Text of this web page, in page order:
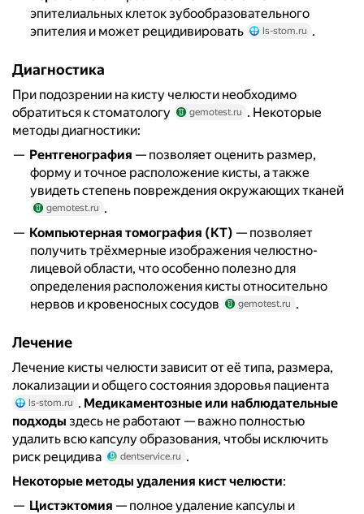
эпителиальных клеток зубообразовательного
эпителия и может рецидивировать
ls-stom.ru .
Диагностика
При подозрении на кисту челюсти необходимо
обратиться к стоматологу
gemotest.ru . Некоторые
методы диагностики:
Рентгенография — позволяет оценить размер,
форму и точное расположение кисты, а также
увидеть степень повреждения окружающих тканей
gemotest.ru .
Компьютерная томография (КТ) — позволяет
получить трёхмерные изображения челюстно-
лицевой области, что особенно полезно для
определения расположения кисты относительно
нервов и кровеносных сосудов
gemotest.ru .
Лечение
Лечение кисты челюсти зависит от её типа, размера,
локализации и общего состояния здоровья пациента
ls-stom.ru . Медикаментозные или наблюдательные
подходы здесь не работают — важно полностью
удалить всю капсулу образования, чтобы исключить
риск рецидива
dentservice.ru .
Некоторые методы удаления кист челюсти:
Цистэктомия — полное удаление капсулы и